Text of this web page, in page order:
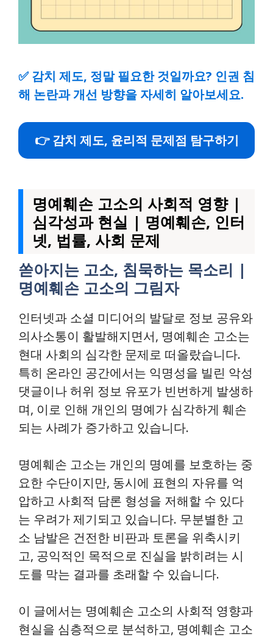
✅ 감치 제도, 정말 필요한 것일까요? 인권 침
해 논란과 개선 방향을 자세히 알아보세요.
👉 감치 제도, 윤리적 문제점 탐구하기
명예훼손 고소의 사회적 영향 |
심각성과 현실 | 명예훼손, 인터
넷, 법률, 사회 문제
쏟아지는 고소, 침묵하는 목소리 |
명예훼손 고소의 그림자
인터넷과 소셜 미디어의 발달로 정보 공유와
의사소통이 활발해지면서, 명예훼손 고소는
현대 사회의 심각한 문제로 떠올랐습니다.
특히 온라인 공간에서는 익명성을 빌린 악성
댓글이나 허위 정보 유포가 빈번하게 발생하
며, 이로 인해 개인의 명예가 심각하게 훼손
되는 사례가 증가하고 있습니다.
명예훼손 고소는 개인의 명예를 보호하는 중
요한 수단이지만, 동시에 표현의 자유를 억
압하고 사회적 담론 형성을 저해할 수 있다
는 우려가 제기되고 있습니다. 무분별한 고
소 남발은 건전한 비판과 토론을 위축시키
고, 공익적인 목적으로 진실을 밝히려는 시
도를 막는 결과를 초래할 수 있습니다.
이 글에서는 명예훼손 고소의 사회적 영향과
현실을 심층적으로 분석하고, 명예훼손 고소